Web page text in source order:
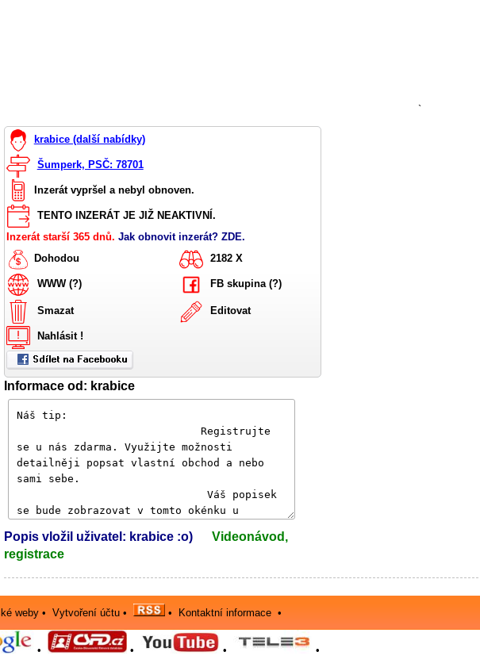
`
krabice (další nabídky)
Šumperk, PSČ: 78701
Inzerát vypršel a nebyl obnoven.
TENTO INZERÁT JE JIŽ NEAKTIVNÍ.
Inzerát starší 365 dnů. Jak obnovit inzerát? ZDE.
Dohodou
2182 X
WWW (?) FB skupina (?)
Smazat Editovat
Nahlásit !
Informace od: krabice
Popis vložil uživatel: krabice :o)
Videonávod,
registrace
weby •Vytvoření účtu • • Kontaktní informace •
• • • •